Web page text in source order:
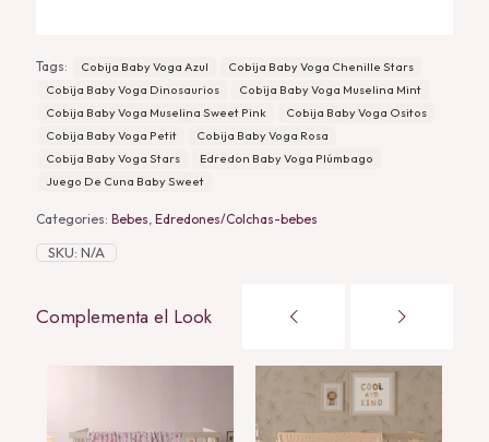
Tags: Cobija Baby Voga Azul
Cobija Baby Voga Chenille Stars
Cobija Baby Voga Dinosaurios
Cobija Baby Voga Muselina Mint
Cobija Baby Voga Muselina Sweet Pink
Cobija Baby Voga Ositos
Cobija Baby Voga Petit
Cobija Baby Voga Rosa
Cobija Baby Voga Stars
Edredon Baby Voga Plúmbago
Juego De Cuna Baby Sweet
Categories: Bebes Edredones/Colchas-bebes
SKU: N/A
Complementa el Look